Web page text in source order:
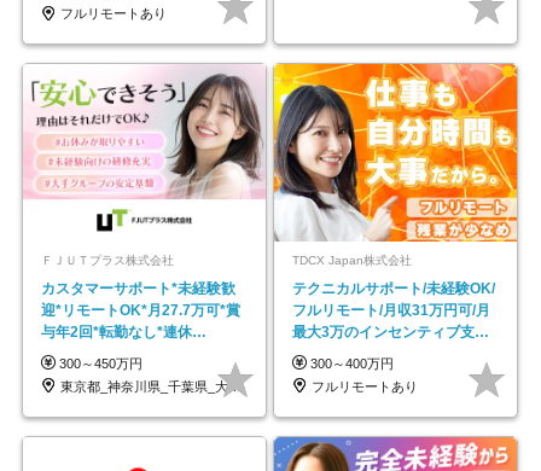
フルリモートあり
ＦＪＵＴプラス株式会社
カスタマーサポート*未経験歓
迎*リモートOK*月27.7万可*賞
与年2回*転勤なし*連休
OK/ZE010232
300～450万円
東京都_神奈川県_千葉県_大阪府_愛知県…
TDCX Japan株式会社
テクニカルサポート/未経験OK/
フルリモート/月収31万円可/月
最大3万のインセンティブ支給/
平均年齢33歳
300～400万円
フルリモートあり